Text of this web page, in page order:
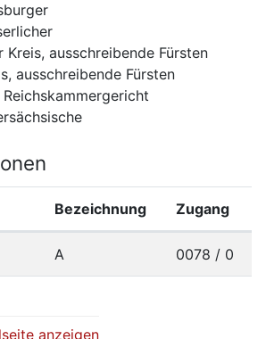
Kreis, ausschreibende Fürsten
ausschreibende Fürsten
Bezeichnung Zugang
A 0078 / 0
anzeigen